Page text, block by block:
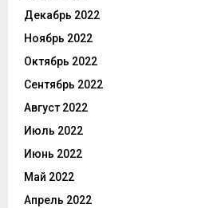
Декабрь 2022
Ноябрь 2022
Октябрь 2022
Сентябрь 2022
Август 2022
Июль 2022
Июнь 2022
Май 2022
Апрель 2022